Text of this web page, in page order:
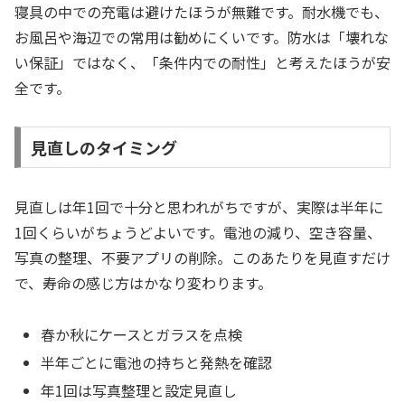
寝具の中での充電は避けたほうが無難です。耐水機でも、
お風呂や海辺での常用は勧めにくいです。防水は「壊れな
い保証」ではなく、「条件内での耐性」と考えたほうが安
全です。
見直しのタイミング
見直しは年1回で十分と思われがちですが、実際は半年に
1回くらいがちょうどよいです。電池の減り、空き容量、
写真の整理、不要アプリの削除。このあたりを見直すだけ
で、寿命の感じ方はかなり変わります。
春か秋にケースとガラスを点検
半年ごとに電池の持ちと発熱を確認
年1回は写真整理と設定見直し